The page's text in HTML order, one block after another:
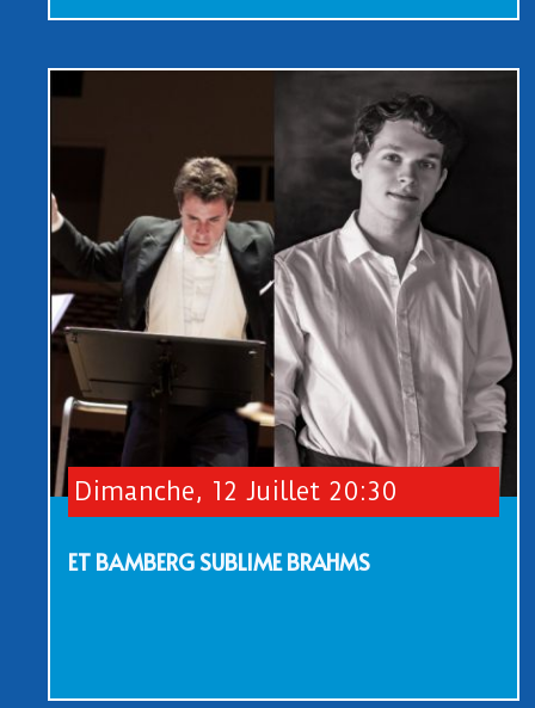
Dimanche, 12 Juillet 20:30
ET BAMBERG SUBLIME BRAHMS